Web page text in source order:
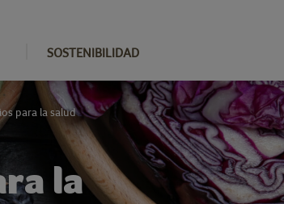
SOSTENIBILIDAD
la
para la salud